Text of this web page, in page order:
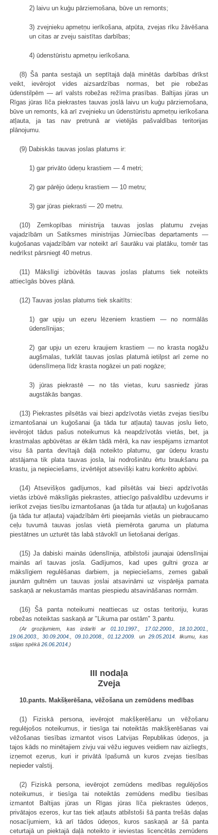
2) laivu un kuģu pārziemošana, būve un remonts;
3) zvejnieku apmetņu ierīkošana, atpūta, zvejas rīku žāvēšana
un citas ar zveju saistītas darbības;
4) ūdenstūristu apmetņu ierīkošana.
(8) Šā panta sestajā un septītajā daļā minētās darbības drīkst
veikt, ievērojot vides aizsardzības normas, bet pie robežas
ūdenstilpēm — arī valsts robežas režīma prasības. Baltijas jūras un
Rīgas jūras līča piekrastes tauvas joslā laivu un kuģu pārziemošana,
būve un remonts, kā arī zvejnieku un ūdenstūristu apmetņu ierīkošana
atļauta, ja tas nav pretrunā ar vietējās pašvaldības teritorijas
plānojumu.
(9) Dabiskās tauvas joslas platums ir:
1) gar privāto ūdeņu krastiem — 4 metri;
2) gar pārējo ūdeņu krastiem — 10 metru;
3) gar jūras piekrasti — 20 metru.
(10) Zemkopības ministrija tauvas joslas platumu zvejas
vajadzībām un Satiksmes ministrijas Jūrniecības departaments —
kuģošanas vajadzībām var noteikt arī šaurāku vai platāku, tomēr tas
nedrīkst pārsniegt 40 metrus.
(11) Mākslīgi izbūvētās tauvas joslas platums tiek noteikts
attiecīgās būves plānā.
(12) Tauvas joslas platums tiek skaitīts:
1) gar upju un ezeru lēzeniem krastiem — no normālās
ūdenslīnijas;
2) gar upju un ezeru kraujiem krastiem — no krasta nogāžu
augšmalas, turklāt tauvas joslas platumā ietilpst arī zeme no
ūdenslīmeņa līdz krasta nogāzei un pati nogāze;
3) jūras piekrastē — no tās vietas, kuru sasniedz jūras
augstākās bangas.
(13) Piekrastes pilsētās vai biezi apdzīvotās vietās zvejas tiesību
izmantošanai un kuģošanai (ja tāda tur atļauta) tauvas joslu lieto,
ievērojot tādus pašus noteikumus kā neapdzīvotās vietās, bet, ja
krastmalas apbūvētas ar ēkām tādā mērā, ka nav iespējams izmantot
visu šā panta devītajā daļā noteikto platumu, gar ūdeņu krastu
atstājama tik plata tauvas josla, lai nodrošinātu ērtu braukšanu pa
krastu, ja nepieciešams, izvērtējot atsevišķi katru konkrēto apbūvi.
(14) Atsevišķos gadījumos, kad pilsētās vai biezi apdzīvotās
vietās izbūvē mākslīgās piekrastes, attiecīgo pašvaldību uzdevums ir
ierīkot zvejas tiesību izmantošanas (ja tāda tur atļauta) un kuģošanas
(ja tāda tur atļauta) vajadzībām ērti pieejamās vietās un piebraucamo
ceļu tuvumā tauvas joslas vietā piemērota garuma un platuma
piestātnes un uzturēt tās labā stāvoklī un lietošanai derīgas.
(15) Ja dabiski mainās ūdenslīnija, atbilstoši jaunajai ūdenslīnijai
mainās arī tauvas josla. Gadījumos, kad upes gultni groza ar
mākslīgiem regulēšanas darbiem, ja nepieciešams, zemes gabali
jaunām gultnēm un tauvas joslai atsavināmi uz vispārēja pamata
saskaņā ar nekustamās mantas piespiedu atsavināšanas normām.
(16) Šā panta noteikumi neattiecas uz ostas teritoriju, kuras
robežas noteiktas saskaņā ar "Likuma par ostām" 3.pantu.
(Ar grozījumiem, kas izdarīti ar01.10.1997., 17.02.2000.,18.10.2001.,
19.06.2003.,30.09.2004.,09.10.2008.,01.12.2009. un 29.05.2014. likumu, kas
stājas spēkā 26.06.2014.)
III nodaļa
Zveja
10.pants. Makšķerēšana, vēžošana un zemūdens medības
(1) Fiziskā persona, ievērojot makšķerēšanu un vēžošanu
regulējošos noteikumus, ir tiesīga tai noteiktās makšķerēšanas vai
vēžošanas tiesības izmantot visos Latvijas Republikas ūdeņos, ja
tajos kāds no minētajiem zivju vai vēžu ieguves veidiem nav aizliegts,
izņemot ezerus, kuri ir privātā īpašumā un kuros zvejas tiesības
nepieder valstij.
(2) Fiziskā persona, ievērojot zemūdens medības regulējošos
noteikumus, ir tiesīga tai noteiktās zemūdens medību tiesības
izmantot Baltijas jūras un Rīgas jūras līča piekrastes ūdeņos,
privātajos ezeros, kur tas tiek atļauts atbilstoši šā panta trešās daļas
nosacījumiem, kā arī tādos ūdeņos, kuros saskaņā ar šā panta
ceturtajā un piektajā daļā noteikto ir ieviestas licencētās zemūdens